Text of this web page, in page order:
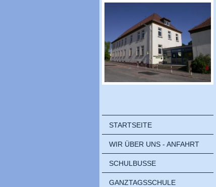
STARTSEITE
WIR ÜBER UNS - ANFAHRT
SCHULBUSSE
GANZTAGSSCHULE